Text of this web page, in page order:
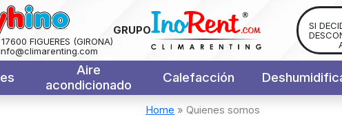
FIGUERES (GIRONA)
GRUPO
SI
Aire
acondicionado
Calefacción
Home » Quienes somos